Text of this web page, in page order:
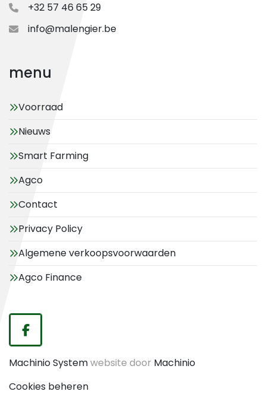
+32 57 46 65 29
info@malengier.be
menu
Voorraad
Nieuws
Smart Farming
Agco
Contact
Privacy Policy
Algemene verkoopsvoorwaarden
Agco Finance
facebook
Machinio Systemwebsite door Machinio
Cookies beheren